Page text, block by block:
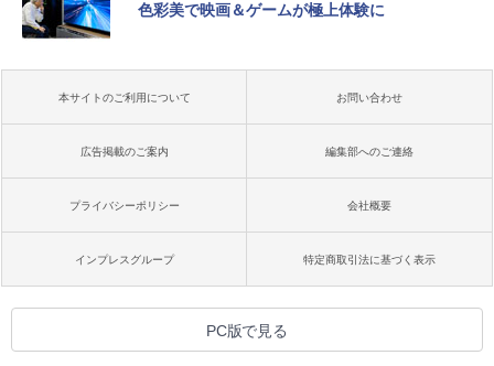
色彩美で映画＆ゲームが極上体験に
本サイトのご利用について お問い合わせ
広告掲載のご案内 編集部へのご連絡
プライバシーポリシー 会社概要
インプレスグループ 特定商取引法に基づく表示
PC版で見る